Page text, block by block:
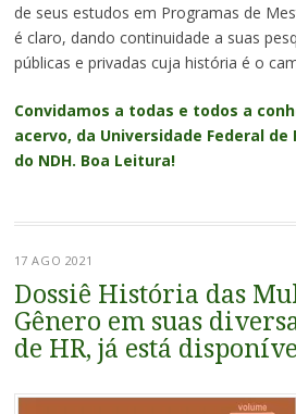
de seus estudos em Programas de
é claro, dando continuidade a suas
públicas e privadas cuja história é o
Convidamos a todas e todos a
acervo, da Universidade Federal
do NDH. Boa Leitura!
17 AGO 2021
Dossiê História das
Gênero em suas
de HR, já está